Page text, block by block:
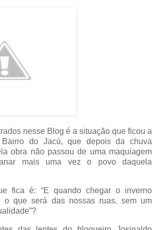
nesse Blog é a situação que ficou a
do Jacú, que depois da chuva
obra não passou de uma maquiagem
mais uma vez o povo daquela
fica é: “E quando chegar o inverno
o que será das nossas ruas, sem um